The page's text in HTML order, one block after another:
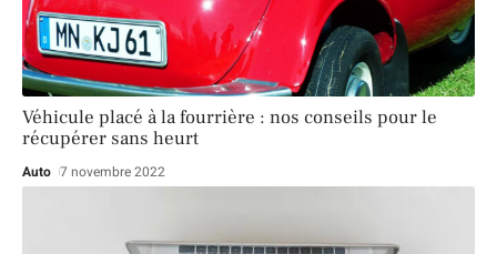
Véhicule placé à la fourrière : nos conseils pour le
récupérer sans heurt
Auto 7 novembre 2022